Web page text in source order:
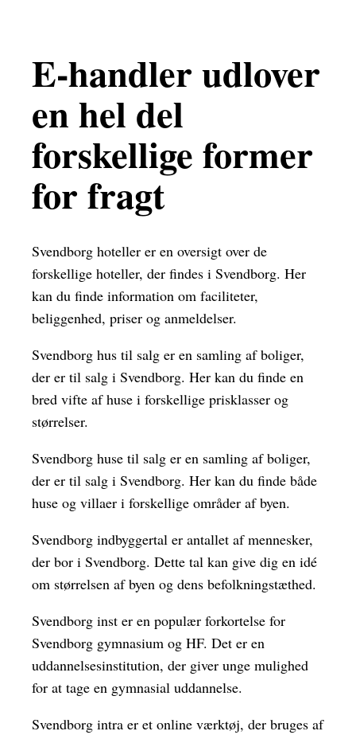
E-handler udlover
en hel del
forskellige former
for fragt
Svendborg hoteller er en oversigt over de
forskellige hoteller, der findes i Svendborg. Her
kan du finde information om faciliteter,
beliggenhed, priser og anmeldelser.
Svendborg hus til salg er en samling af boliger,
der er til salg i Svendborg. Her kan du finde en
bred vifte af huse i forskellige prisklasser og
størrelser.
Svendborg huse til salg er en samling af boliger,
der er til salg i Svendborg. Her kan du finde både
huse og villaer i forskellige områder af byen.
Svendborg indbyggertal er antallet af mennesker,
der bor i Svendborg. Dette tal kan give dig en idé
om størrelsen af byen og dens befolkningstæthed.
Svendborg inst er en populær forkortelse for
Svendborg gymnasium og HF. Det er en
uddannelsesinstitution, der giver unge mulighed
for at tage en gymnasial uddannelse.
Svendborg intra er et online værktøj, der bruges af